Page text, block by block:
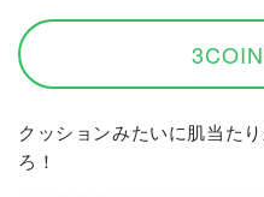
クッションみたいに肌当た
ろ！